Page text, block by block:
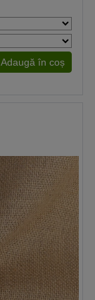
Adaugă în coș